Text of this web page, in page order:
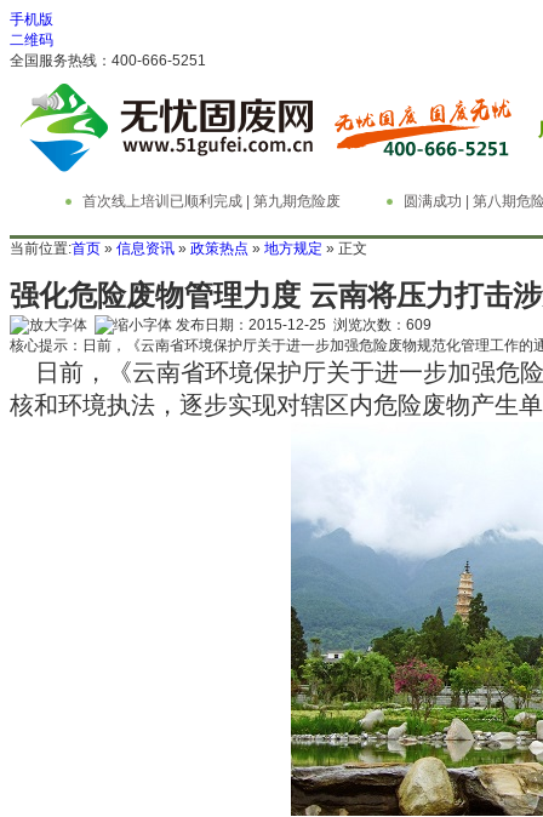
手机版
二维码
全国服务热线：400-666-5251
首次线上培训已顺利完成 | 第九期危险废
物管理与技术实务精英特训营
圆满成功 | 第八期危
务精英特训营
当前位置:首页 » 信息资讯 » 政策热点 » 地方规定 » 正文
强化危险废物管理力度 云南将压力打击
发布日期：2015-12-25 浏览次数： 609
核心提示：日前，《云南省环境保护厅关于进一步加强危险废物规范化管理工作
日前，《云南省环境保护厅关于进一步加强危
核和环境执法，逐步实现对辖区内危险废物产生